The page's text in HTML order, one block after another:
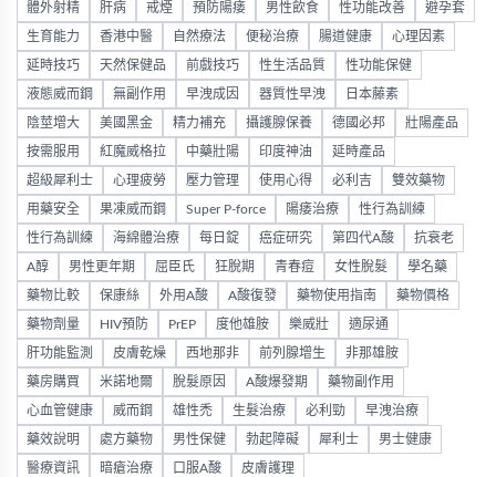
體外射精 肝病 戒煙 預防陽痿 男性飲食 性功能改善 避孕套
生育能力 香港中醫 自然療法 便秘治療 腸道健康 心理因素
延時技巧 天然保健品 前戲技巧 性生活品質 性功能保健
液態威而鋼 無副作用 早洩成因 器質性早洩 日本藤素
陰莖增大 美國黑金 精力補充 攝護腺保養 德國必邦 壯陽產品
按需服用 紅魔威格拉 中藥壯陽 印度神油 延時產品
超級犀利士 心理疲勞 壓力管理 使用心得 必利吉 雙效藥物
用藥安全 果凍威而鋼 Super P-force 陽痿治療 性行為訓練
性行為訓練 海綿體治療 每日錠 癌症研究 第四代A酸 抗衰老
A醇 男性更年期 屈臣氏 狂脫期 青春痘 女性脫髮 學名藥
藥物比較 保康絲 外用A酸 A酸復發 藥物使用指南 藥物價格
藥物劑量 HIV預防 PrEP 度他雄胺 樂威壯 適尿通
肝功能監測 皮膚乾燥 西地那非 前列腺增生 非那雄胺
藥房購買 米諾地爾 脫髮原因 A酸爆發期 藥物副作用
心血管健康 威而鋼 雄性禿 生髮治療 必利勁 早洩治療
藥效說明 處方藥物 男性保健 勃起障礙 犀利士 男士健康
醫療資訊 暗瘡治療 口服A酸 皮膚護理